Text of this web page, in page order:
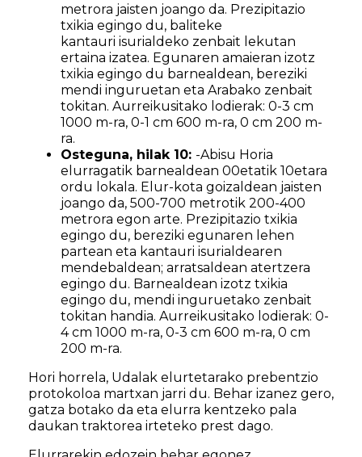
metrora jaisten joango da. Prezipitazio
txikia egingo du, baliteke
kantauri isurialdeko zenbait lekutan
ertaina izatea. Egunaren amaieran izotz
txikia egingo du barnealdean, bereziki
mendi inguruetan eta Arabako zenbait
tokitan. Aurreikusitako lodierak: 0-3 cm
1000 m-ra, 0-1 cm 600 m-ra, 0 cm 200 m-
ra.
Osteguna, hilak 10: -Abisu Horia
elurragatik barnealdean 00etatik 10etara
ordu lokala. Elur-kota goizaldean jaisten
joango da, 500-700 metrotik 200-400
metrora egon arte. Prezipitazio txikia
egingo du, bereziki egunaren lehen
partean eta kantauri isurialdearen
mendebaldean; arratsaldean atertzera
egingo du. Barnealdean izotz txikia
egingo du, mendi inguruetako zenbait
tokitan handia. Aurreikusitako lodierak: 0-
4 cm 1000 m-ra, 0-3 cm 600 m-ra, 0 cm
200 m-ra.
Hori horrela, Udalak elurtetarako prebentzio
protokoloa martxan jarri du. Behar izanez gero,
gatza botako da eta elurra kentzeko pala
daukan traktorea irteteko prest dago.